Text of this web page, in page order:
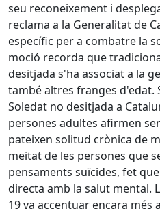
seu reconeixement i
reclama a la Generalitat de
específic per a combatre la
moció recorda que
desitjada s'ha associat a la
també altres franges d'edat.
Soledat no desitjada a
persones adultes afirmen
pateixen solitud crònica de
meitat de les persones que
pensaments suïcides, fet
directa amb la salut mental.
19 va accentuar encara més